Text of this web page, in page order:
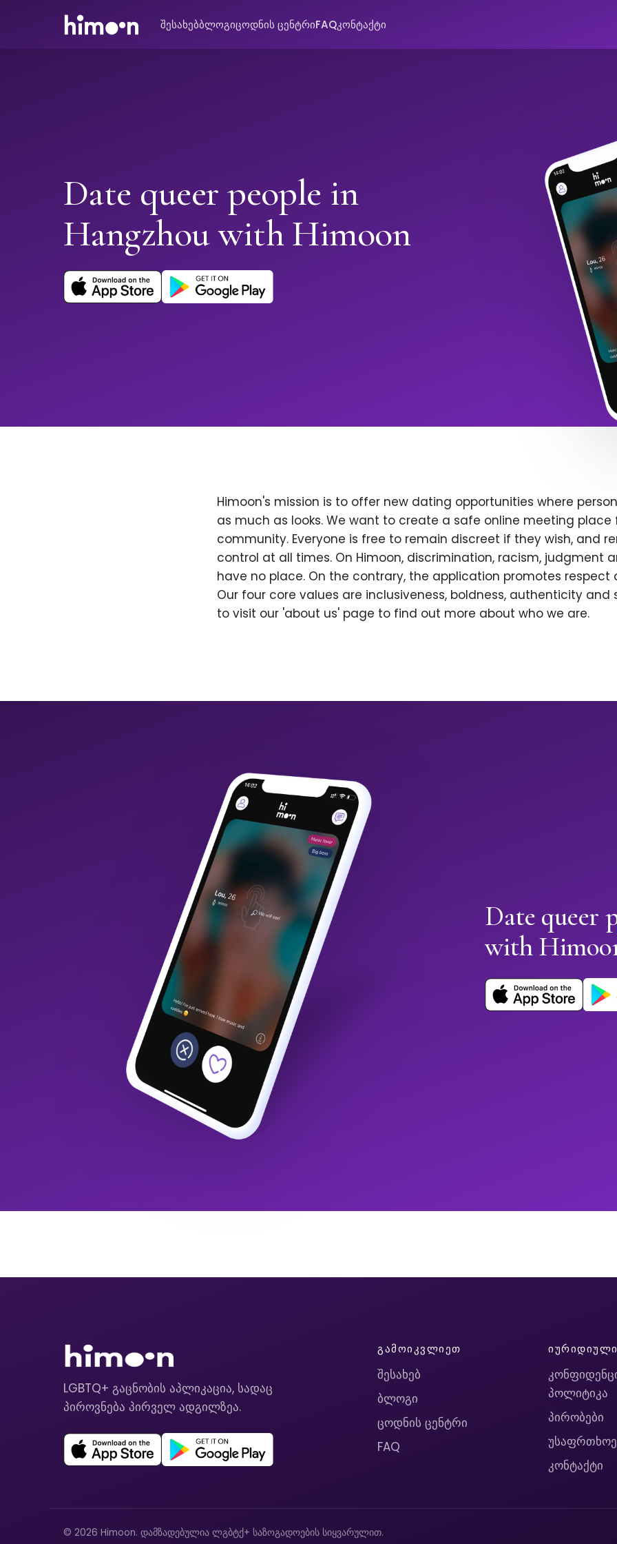
შესახებბლოგიცოდნის ცენტრიFAQკონტაქტი
Date queer people in
Hangzhou with Himoon
Himoon's mission is to offer new dating opportunities where
as much as looks. We want to create a safe online meeting place
community. Everyone is free to remain discreet if they wish, and
control at all times. On Himoon, discrimination, racism, judgment
have no place. On the contrary, the application promotes respect
Our four core values are inclusiveness, boldness, authenticity and
to visit our 'about us' page to find out more about who we are.
Date queer
with
LGBTQ+ გაცნობის აპლიკაცია, სადაც
პიროვნება პირველ ადგილზეა.
ᲒᲐᲛᲝᲘᲙᲕᲚᲘᲔᲗ
შესახებ
ბლოგი
ცოდნის ცენტრი
FAQ
პოლიტიკა
პირობები
კონტაქტი
© 2026 Himoon. დამზადებულია ლგბტქ+ საზოგადოების სიყვარულით.